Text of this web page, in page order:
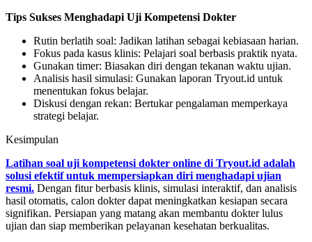
Tips Sukses Menghadapi Uji Kompetensi Dokter
Rutin berlatih soal: Jadikan latihan sebagai kebiasaan harian.
Fokus pada kasus klinis: Pelajari soal berbasis praktik nyata.
Gunakan timer: Biasakan diri dengan tekanan waktu ujian.
Analisis hasil simulasi: Gunakan laporan Tryout.id untuk
menentukan fokus belajar.
Diskusi dengan rekan: Bertukar pengalaman memperkaya
strategi belajar.
Kesimpulan
Latihan soal uji kompetensi dokter online di Tryout.id adalah
solusi efektif untuk mempersiapkan diri menghadapi ujian
resmi. Dengan fitur berbasis klinis, simulasi interaktif, dan analisis
hasil otomatis, calon dokter dapat meningkatkan kesiapan secara
signifikan. Persiapan yang matang akan membantu dokter lulus
ujian dan siap memberikan pelayanan kesehatan berkualitas.